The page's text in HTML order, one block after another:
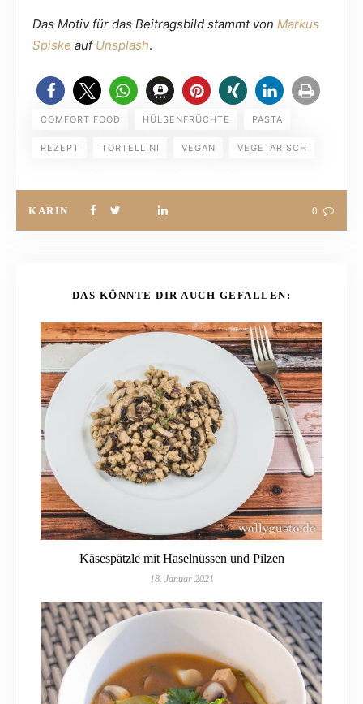
Das Motiv für das Beitragsbild stammt von Markus
Spiske auf Unsplash.
COMFORT FOOD HÜLSENFRÜCHTE PASTA
REZEPT TORTELLINI VEGAN VEGETARISCH
KARIN 0
DAS KÖNNTE DIR AUCH GEFALLEN:
Käsespätzle mit Haselnüssen und Pilzen
18. Januar 2021